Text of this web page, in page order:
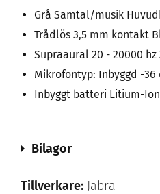
Grå Samtal/musik
Trådlös 3,5 mm kontakt
Supraaural 20 - 20000 hz
Mikrofontyp: Inbyggd -36
Inbyggt batteri Litium-Ion
Bilagor
Tillverkare: Jabra